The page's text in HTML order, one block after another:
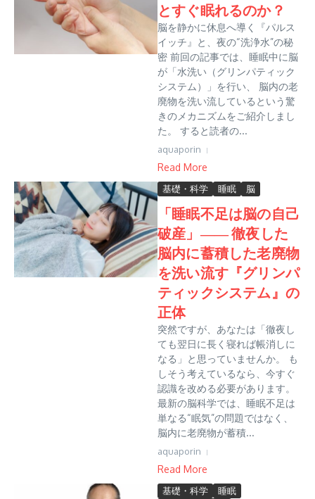
とすぐ眠れるのか？
脳を静かに休息へ導く『パルス
イッチ』と、夜の“洗浄水”の秘
密 前回の記事では、睡眠中に脳
が「水洗い（グリンパティック
システム）」を行い、 脳内の老
廃物を洗い流しているという驚
きのメカニズムをご紹介しまし
た。 すると読者の...
aquaporin
Read More
基礎・科学 睡眠 脳
「睡眠不足は脳の自己
破産」―― 徹夜した
脳内に蓄積した老廃物
を洗い流す『グリンパ
ティックシステム』の
正体
突然ですが、あなたは「徹夜し
ても翌日に長く寝れば帳消しに
なる」と思っていませんか。 も
しそう考えているなら、今すぐ
認識を改める必要があります。
最新の脳科学では、睡眠不足は
単なる“眠気”の問題ではなく、
脳内に老廃物が蓄積...
aquaporin
Read More
基礎・科学 睡眠